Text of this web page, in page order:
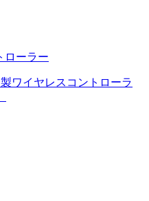
ローラー
ワイヤレスコントローラ